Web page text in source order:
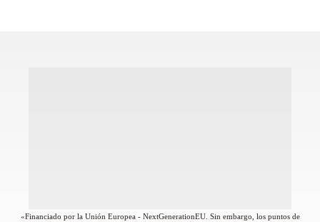
«Financiado por la Unión Europea - NextGenerationEU. Sin embargo, los puntos de